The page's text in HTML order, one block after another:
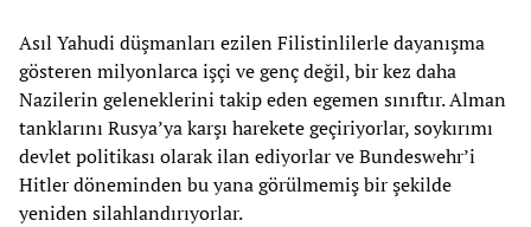
Asıl Yahudi düşmanları ezilen Filistinlilerle dayanışma
gösteren milyonlarca işçi ve genç değil, bir kez daha
Nazilerin geleneklerini takip eden egemen sınıftır. Alman
tanklarını Rusya’ya karşı harekete geçiriyorlar, soykırımı
devlet politikası olarak ilan ediyorlar ve Bundeswehr’i
Hitler döneminden bu yana görülmemiş bir şekilde
yeniden silahlandırıyorlar.